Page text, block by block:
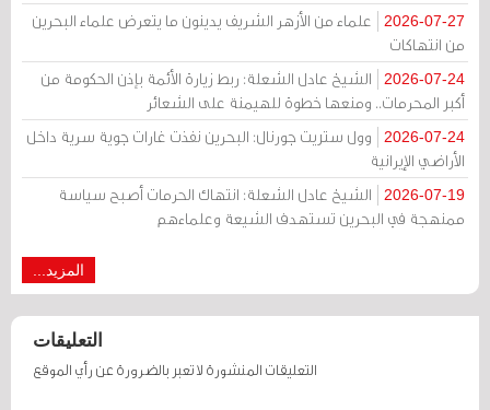
2026-07-27
علماء من الأزهر الشريف يدينون ما يتعرض علماء البحرين
من انتهاكات
2026-07-24
الشيخ عادل الشعلة: ربط زيارة الأئمة بإذن الحكومة من
أكبر المحرمات.. ومنعها خطوة للهيمنة على الشعائر
2026-07-24
وول ستريت جورنال: البحرين نفذت غارات جوية سرية داخل
الأراضي الإيرانية
2026-07-19
الشيخ عادل الشعلة: انتهاك الحرمات أصبح سياسة
ممنهجة في البحرين تستهدف الشيعة وعلماءهم
المزيد...
التعليقات
التعليقات المنشورة لا تعبر بالضرورة عن رأي الموقع